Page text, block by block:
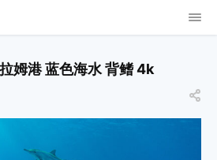
姆港 蓝色海水 背鳍 4k